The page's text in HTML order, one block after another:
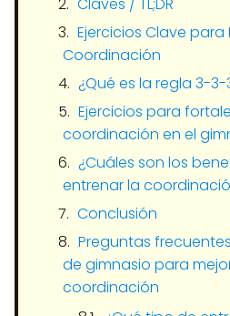
Ejercicios Clave para
Coordinación
¿Qué es la regla 3-
Ejercicios para
coordinación en el
¿Cuáles son los
entrenar la
Conclusión
Preguntas
de gimnasio para
coordinación